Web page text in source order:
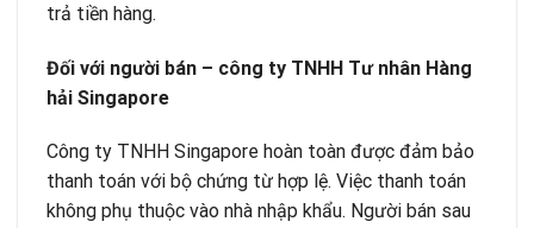
trả tiền hàng.
Đối với người bán – công ty TNHH Tư nhân Hàng
hải Singapore
Công ty TNHH Singapore hoàn toàn được đảm bảo
thanh toán với bộ chứng từ hợp lệ. Việc thanh toán
không phụ thuộc vào nhà nhập khẩu. Người bán sau